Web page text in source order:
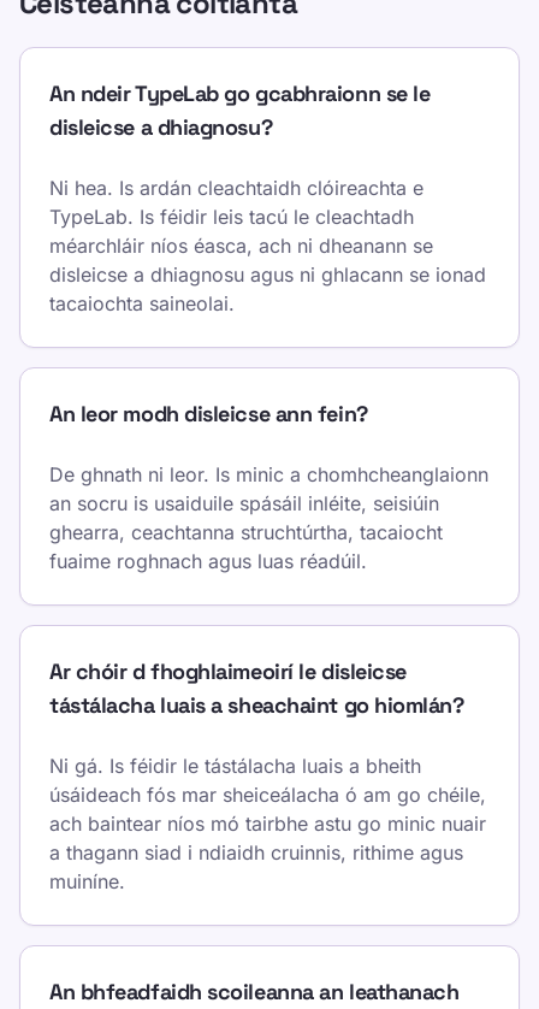
An ndeir TypeLab go gcabhraionn se le
disleicse a dhiagnosu?
Ni hea. Is ardán cleachtaidh clóireachta e
TypeLab. Is féidir leis tacú le cleachtadh
méarchláir níos éasca, ach ni dheanann se
disleicse a dhiagnosu agus ni ghlacann se ionad
tacaiochta saineolai.
An leor modh disleicse ann fein?
De ghnath ni leor. Is minic a chomhcheanglaionn
an socru is usaiduile spásáil inléite, seisiúin
ghearra, ceachtanna struchtúrtha, tacaiocht
fuaime roghnach agus luas réadúil.
Ar chóir d fhoghlaimeoirí le disleicse
tástálacha luais a sheachaint go hiomlán?
Ni gá. Is féidir le tástálacha luais a bheith
úsáideach fós mar sheiceálacha ó am go chéile,
ach baintear níos mó tairbhe astu go minic nuair
a thagann siad i ndiaidh cruinnis, rithime agus
muiníne.
An bhfeadfaidh scoileanna an leathanach